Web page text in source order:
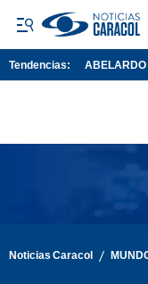
Tendencias: ABELARDO
Noticias Caracol /